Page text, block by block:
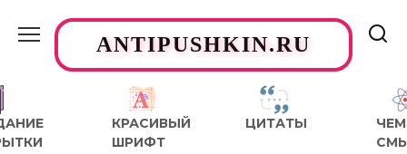
содержаниюANTIPUSHKIN.RU
КРАСИВЫЙ
ШРИФТ
ЦИТАТЫ
ЧЕМ